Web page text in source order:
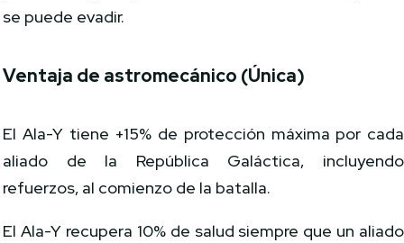
se puede evadir.
Ventaja de astromecánico (Única)
El Ala-Y tiene +15% de protección máxima por cada
aliado de la República Galáctica, incluyendo
refuerzos, al comienzo de la batalla.
El Ala-Y recupera 10% de salud siempre que un aliado